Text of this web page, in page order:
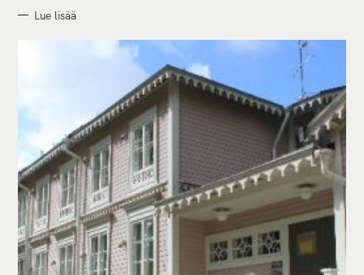
Lue lisää